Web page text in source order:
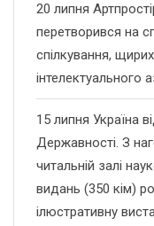
20 липня
перетворився на
спілкування,
інтелектуального
15 липня Україна
Державності. З
читальній залі
видань (350 кім)
ілюстративну